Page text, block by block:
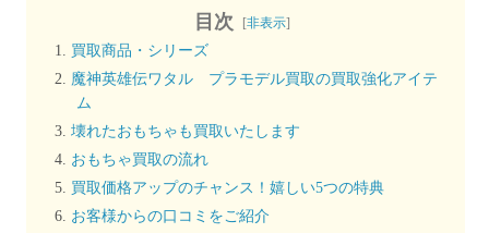
目次 [非表示]
買取商品・シリーズ
魔神英雄伝ワタル プラモデル買取の買取強化アイテ
ム
壊れたおもちゃも買取いたします
おもちゃ買取の流れ
買取価格アップのチャンス！嬉しい5つの特典
お客様からの口コミをご紹介